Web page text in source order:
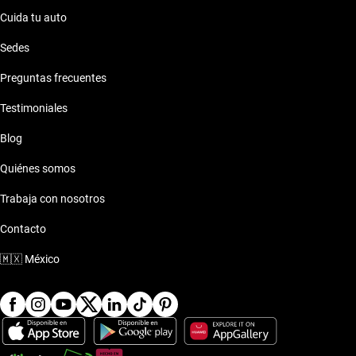
Cuida tu auto
Sedes
Preguntas frecuentes
Testimoniales
Blog
Quiénes somos
Trabaja con nosotros
Contacto
🇲🇽 México